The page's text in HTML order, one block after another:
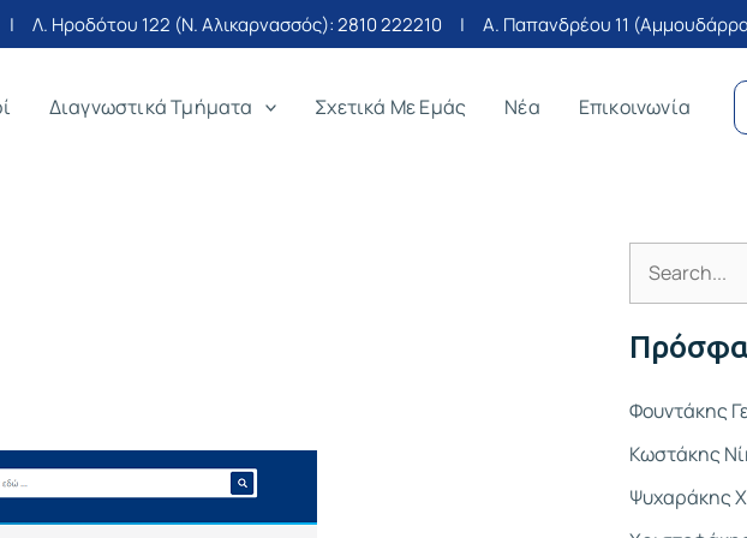
| Λ. Ηροδότου 122 (Ν. Αλικαρνασσός):2810 222210 | Α. Παπανδρέου 11
Διαγνωστικά Τμήματα Σχετικά Με Εμάς Νέα Επικοινωνία
α
τ
η
Φουντάκης
Κωστάκης
Ψυχαράκης